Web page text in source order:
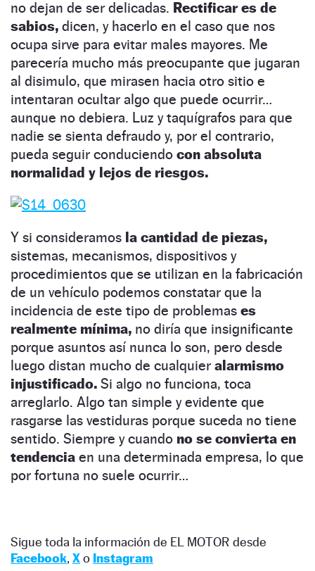
no dejan de ser delicadas. Rectificar es de
sabios, dicen, y hacerlo en el caso que nos
ocupa sirve para evitar males mayores. Me
parecería mucho más preocupante que jugaran
al disimulo, que mirasen hacia otro sitio e
intentaran ocultar algo que puede ocurrir…
aunque no debiera. Luz y taquígrafos para que
nadie se sienta defraudo y, por el contrario,
pueda seguir conduciendo con absoluta
normalidad y lejos de riesgos.
Y si consideramos la cantidad de piezas,
sistemas, mecanismos, dispositivos y
procedimientos que se utilizan en la fabricación
de un vehículo podemos constatar que la
incidencia de este tipo de problemas es
realmente mínima, no diría que insignificante
porque asuntos así nunca lo son, pero desde
luego distan mucho de cualquier alarmismo
injustificado. Si algo no funciona, toca
arreglarlo. Algo tan simple y evidente que
rasgarse las vestiduras porque suceda no tiene
sentido. Siempre y cuando no se convierta en
tendencia en una determinada empresa, lo que
por fortuna no suele ocurrir…
Sigue toda la información de EL MOTOR desde
Facebook, Xo Instagram